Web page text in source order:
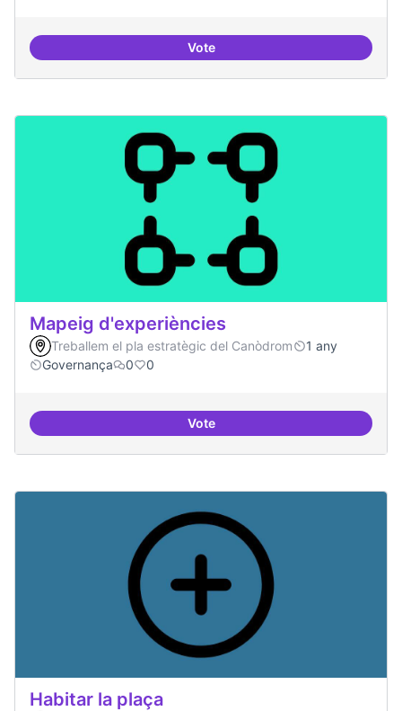
VoteFormació FLOSS a Casals de
Mapeig d'experiències
Treballem el pla estratègic del Canòdrom
1 any
Governança
0 0
VoteMapeig d'experiències
Habitar la plaça